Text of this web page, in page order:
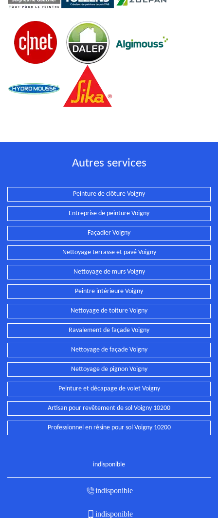
Autres services
Peinture de clôture Voigny
Entreprise de peinture Voigny
Façadier Voigny
Nettoyage terrasse et pavé Voigny
Nettoyage de murs Voigny
Peintre intérieure Voigny
Nettoyage de toiture Voigny
Ravalement de façade Voigny
Nettoyage de façade Voigny
Nettoyage de pignon Voigny
Peinture et décapage de volet Voigny
Artisan pour revêtement de sol Voigny 10200
Professionnel en résine pour sol Voigny 10200
indisponible
indisponible
indisponible